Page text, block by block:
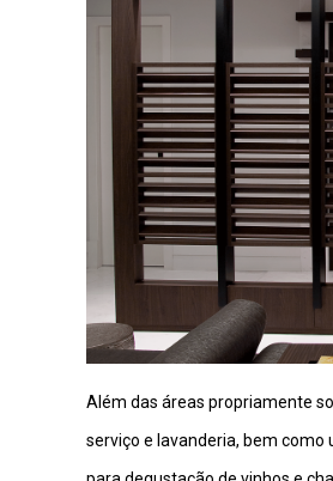
Além das áreas propriamente
serviço e lavanderia, bem